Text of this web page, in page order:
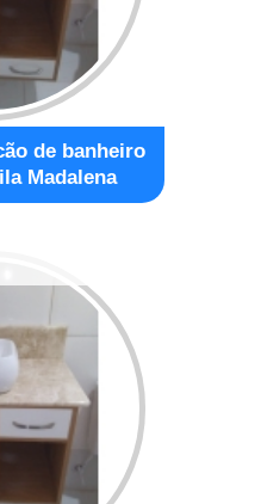
de banheiro
Madalena